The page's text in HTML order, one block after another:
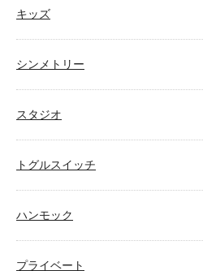
キッズ
シンメトリー
スタジオ
トグルスイッチ
ハンモック
プライベート